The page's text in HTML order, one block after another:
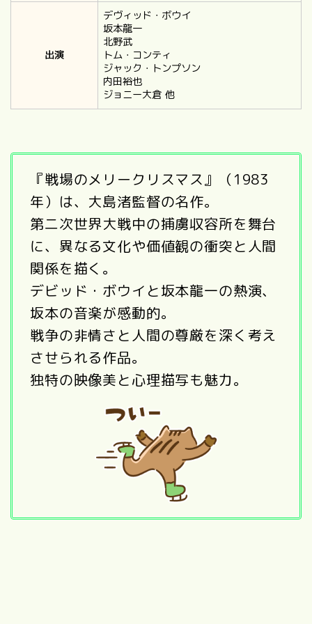
出演
デヴィッド・ボウイ
坂本龍一
北野武
トム・コンティ
ジャック・トンプソン
内田裕也
ジョニー大倉 他
『戦場のメリークリスマス』（1983
年）は、大島渚監督の名作。
第二次世界大戦中の捕虜収容所を舞台
に、異なる文化や価値観の衝突と人間
関係を描く。
デビッド・ボウイと坂本龍一の熱演、
坂本の音楽が感動的。
戦争の非情さと人間の尊厳を深く考え
させられる作品。
独特の映像美と心理描写も魅力。